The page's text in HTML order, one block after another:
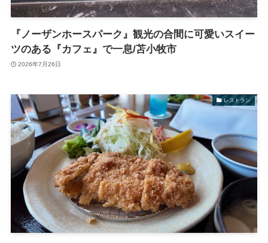
『ノーザンホースパーク』観光の合間に可愛いスイー
ツのある『カフェ』で一息/苫小牧市
2026年7月26日
レストラン